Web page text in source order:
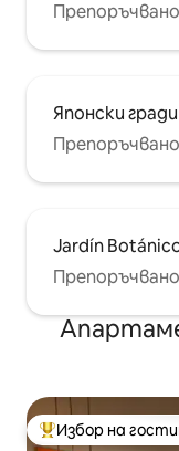
Японски
Jardín
Най-популярен
Избор на